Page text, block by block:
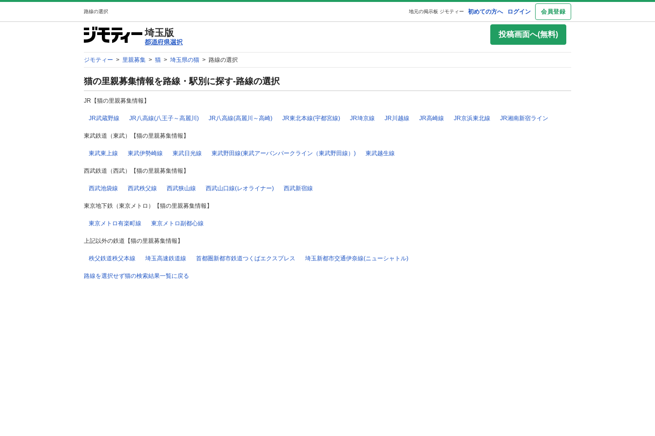
路線の選択 初めての方へ ログイン 会員登録
地元の掲示板 ジモティー
埼玉版 投稿画面へ(無料)
ジモティー > 里親募集 > 猫 > 埼玉県の猫 > 路線の選択
猫の里親募集情報を路線・駅別に探す-路線の選択
JR【猫の里親募集情報】
JR武蔵野線 JR八高線(八王子～高麗川) JR八高線(高麗川～高崎) JR東北本線(宇都宮線) JR埼京線 JR川越線 JR高崎線 JR京浜東北線 JR湘南新宿ライン
東武鉄道（東武）【猫の里親募集情報】
東武東上線 東武伊勢崎線 東武日光線 東武野田線(東武アーバンパークライン（東武野田線）) 東武越生線
西武鉄道（西武）【猫の里親募集情報】
西武池袋線 西武秩父線 西武狭山線 西武山口線(レオライナー) 西武新宿線
東京地下鉄（東京メトロ）【猫の里親募集情報】
東京メトロ有楽町線 東京メトロ副都心線
上記以外の鉄道【猫の里親募集情報】
秩父鉄道秩父本線 埼玉高速鉄道線 首都圏新都市鉄道つくばエクスプレス 埼玉新都市交通伊奈線(ニューシャトル)
路線を選択せず猫の検索結果一覧に戻る